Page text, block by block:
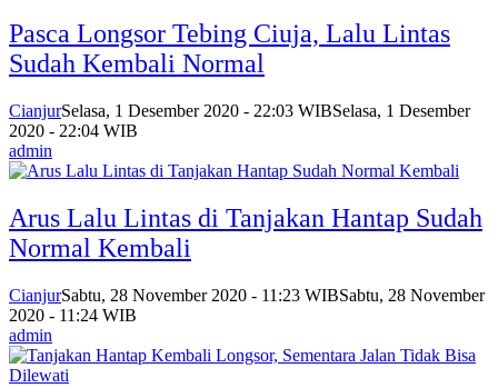
Pasca Longsor Tebing Ciuja, Lalu Lintas
Sudah Kembali Normal
CianjurSelasa, 1 Desember 2020 - 22:03 WIBSelasa, 1 Desember
2020 - 22:04 WIB
admin
Arus Lalu Lintas di Tanjakan Hantap Sudah
Normal Kembali
CianjurSabtu, 28 November 2020 - 11:23 WIBSabtu, 28 November
2020 - 11:24 WIB
admin